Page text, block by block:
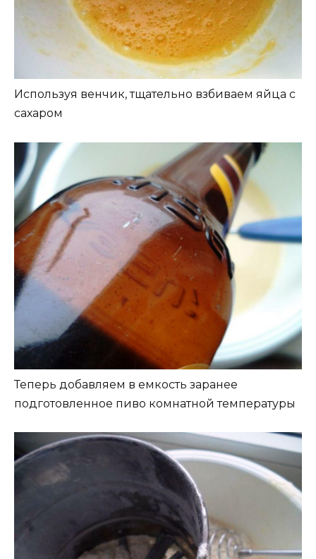
Используя венчик, тщательно взбиваем яйца с
сахаром
Теперь добавляем в емкость заранее
подготовленное пиво комнатной температуры